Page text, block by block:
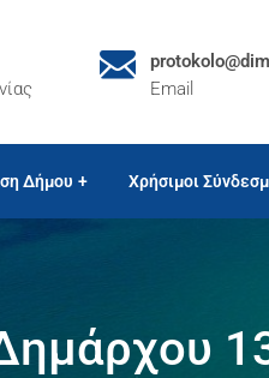
Email
Δήμου Χρήσιμοι